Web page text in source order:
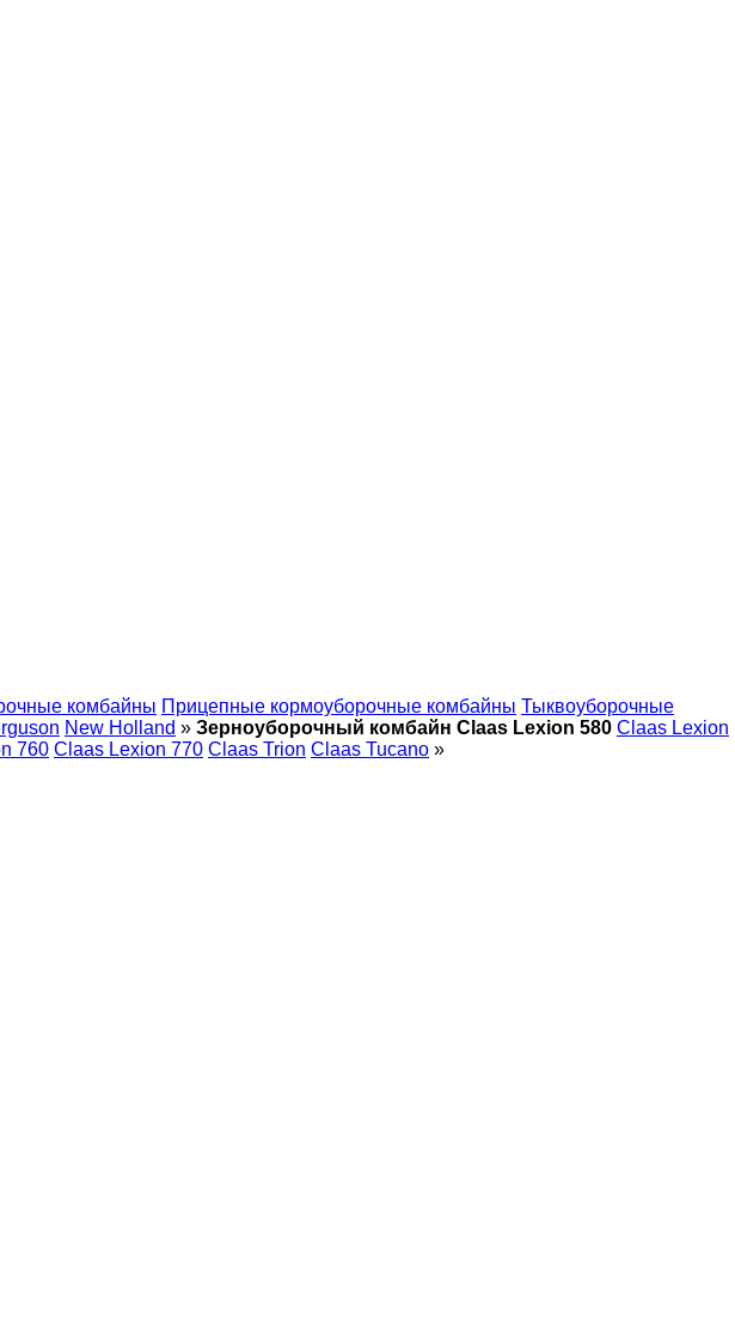
комбайны Прицепные кормоуборочные комбайны Тыквоуборочные
New Holland » Зерноуборочный комбайн Claas Lexion 580 Claas Lexion
760 Claas Lexion 770 Claas Trion Claas Tucano »